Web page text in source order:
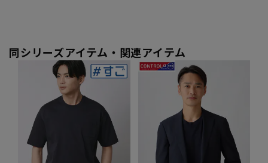
同シリーズアイテム・関連アイテム